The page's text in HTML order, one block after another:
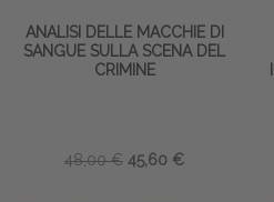
ANALISI DELLE MACCHIE DI
SANGUE SULLA SCENA DEL
CRIMINE
48,00 € 45,60 €